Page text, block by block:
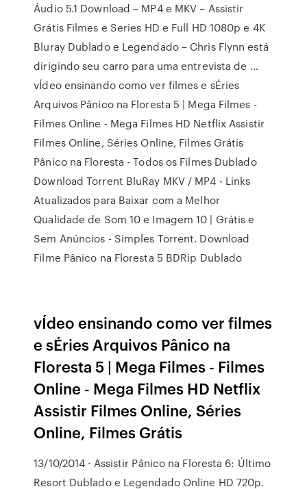
Áudio 5.1 Download – MP4 e MKV – Assistir
Grátis Filmes e Series HD e Full HD 1080p e 4K
Bluray Dublado e Legendado – Chris Flynn está
dirigindo seu carro para uma entrevista de …
vÍdeo ensinando como ver filmes e sÉries
Arquivos Pânico na Floresta 5 | Mega Filmes -
Filmes Online - Mega Filmes HD Netflix Assistir
Filmes Online, Séries Online, Filmes Grátis
Pânico na Floresta - Todos os Filmes Dublado
Download Torrent BluRay MKV / MP4 - Links
Atualizados para Baixar com a Melhor
Qualidade de Som 10 e Imagem 10 | Grátis e
Sem Anúncios - Simples Torrent. Download
Filme Pânico na Floresta 5 BDRip Dublado
vÍdeo ensinando como ver filmes
e sÉries Arquivos Pânico na
Floresta 5 | Mega Filmes - Filmes
Online - Mega Filmes HD Netflix
Assistir Filmes Online, Séries
Online, Filmes Grátis
13/10/2014 · Assistir Pânico na Floresta 6: Último
Resort Dublado e Legendado Online HD 720p.